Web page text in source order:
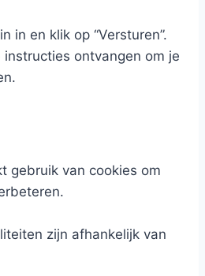
in en klik op “Versturen”.
ontvangen om je
gebruik van cookies om
zijn afhankelijk van